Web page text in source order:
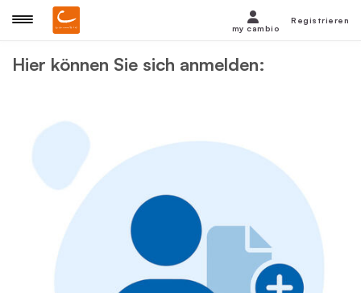
Hier können Sie sich anmelden:
my cambio
Registrieren